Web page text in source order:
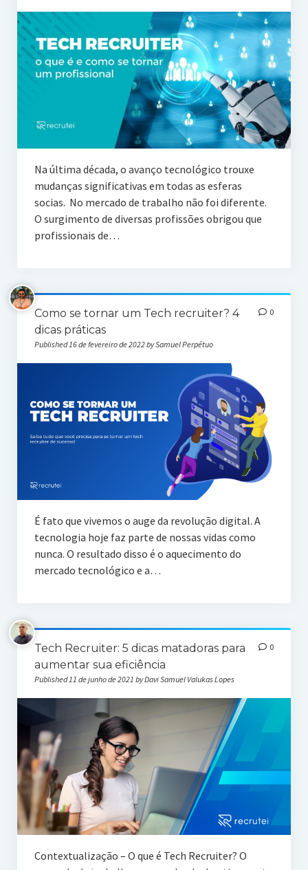
Na última década, o avanço tecnológico trouxe
mudanças significativas em todas as esferas
socias. No mercado de trabalho não foi diferente.
O surgimento de diversas profissões obrigou que
profissionais de…
Como se tornar um Tech recruiter? 4
dicas práticas
Published 16 de fevereiro de 2022 by Samuel Perpétuo
0
É fato que vivemos o auge da revolução digital. A
tecnologia hoje faz parte de nossas vidas como
nunca. O resultado disso é o aquecimento do
mercado tecnológico e a…
Tech Recruiter: 5 dicas matadoras para
aumentar sua eficiência
Published 11 de junho de 2021 by Davi Samuel Valukas Lopes
0
Contextualização – O que é Tech Recruiter? O